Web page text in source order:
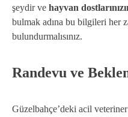
şeydir ve hayvan
bulmak adına bu bilgileri her
bulundurmalısınız.
Randevu ve
Güzelbahçe’deki acil